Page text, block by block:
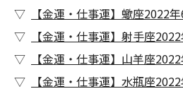
【金運・仕事運】蠍座2022
【金運・仕事運】射手座
【金運・仕事運】山羊座
【金運・仕事運】水瓶座